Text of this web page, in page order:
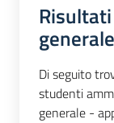
Di seguito
studenti
generale -